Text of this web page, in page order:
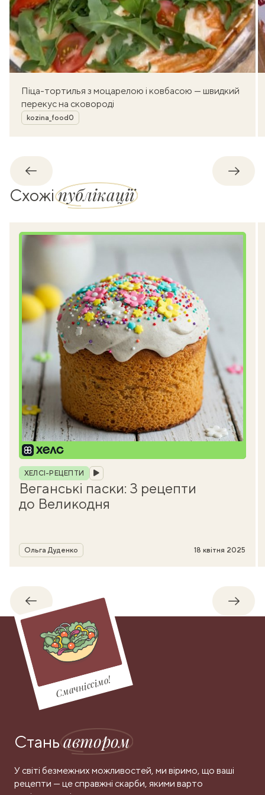
Піца-тортилья з моцарелою і ковбасою — швидкий
перекус на сковороді
Автор
kozina_food0
Назад
Схожіпублікації
Рубрика
ХЕЛСІ-РЕЦЕПТИ
Веганські паски: 3 рецепти
до Великодня
Автор
Ольга Дуденко 18 квітня 2025
Назад
Смачніссімо!
Станьавтором
У світі безмежних можливостей, ми віримо, що ваші
рецепти — це справжні скарби, якими варто